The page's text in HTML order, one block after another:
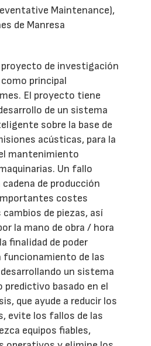
Maintenance),
de Manresa
de investigación
principal
El proyecto tiene
de un sistema
sobre la base de
acústicas, para la
mantenimiento
Un fallo
de producción
costes
de piezas, así
la mano de obra / hora
finalidad de poder
funcionamiento de las
un sistema
basado en el
que ayude a reducir los
evite los fallos de las
equipos fiables,